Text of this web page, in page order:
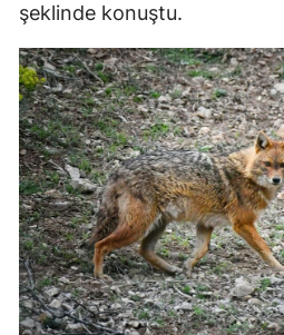
şeklinde konuştu.